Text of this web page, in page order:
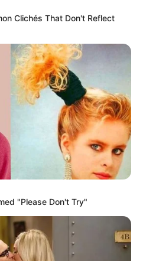
Clichés That Don't Reflect
"Please Don't Try"